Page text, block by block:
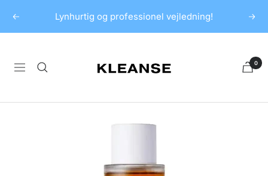
indhold
Forrige Lynhurtig og professionel vejledning!
Navigation
0